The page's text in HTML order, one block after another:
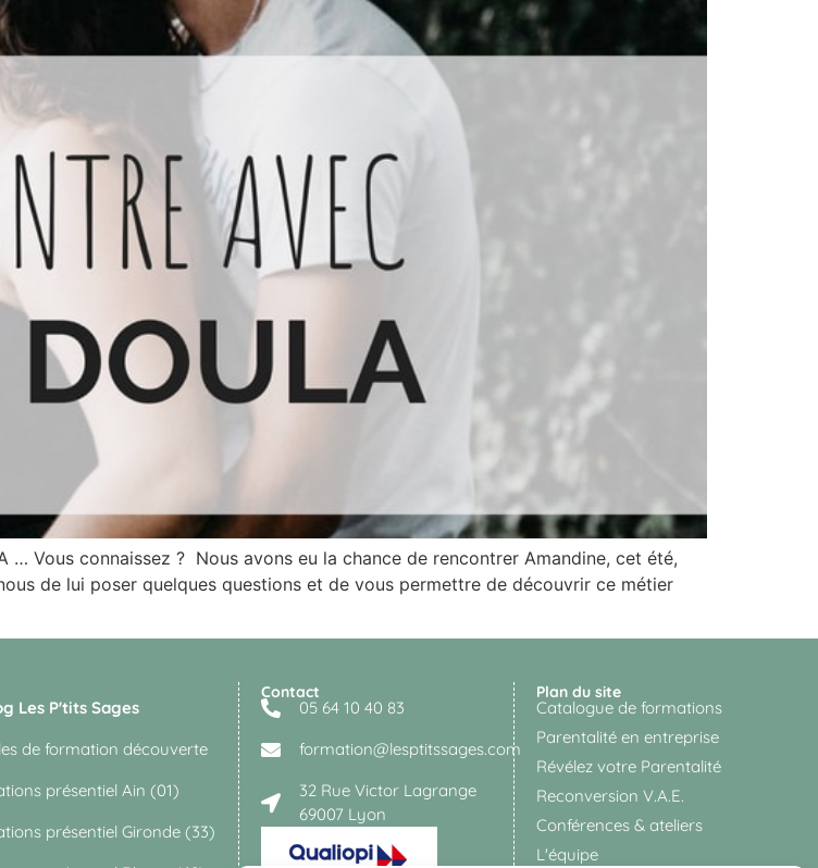
… Vous connaissez ? Nous avons eu la chance de rencontrer Amandine, cet été,
de lui poser quelques questions et de vous permettre de découvrir ce métier
Les P'tits Sages
de formation découverte
présentiel Ain (01)
présentiel Gironde (33)
Contact
05 64 10 40 83
formation@lesptitssages.com
32 Rue Victor Lagrange
69007 Lyon
Plan du site
Catalogue de formations
Parentalité en entreprise
Révélez votre Parentalité
Reconversion V.A.E.
Conférences & ateliers
L'équipe